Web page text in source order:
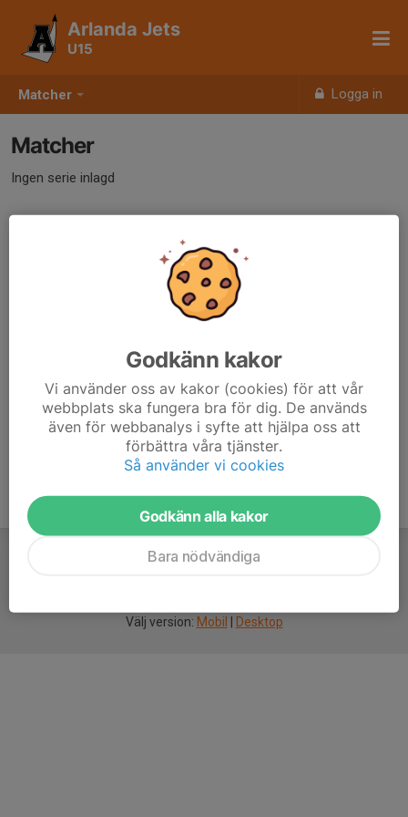
Matcher Logga in
Arlanda Jets
U15
Matcher
Ingen serie inlagd
Välj version: Mobil Desktop
Godkänn kakor
Vi använder oss av kakor (cookies) för att vår
webbplats ska fungera bra för dig. De används
även för webbanalys i syfte att hjälpa oss att
förbättra våra tjänster.
Så använder vi cookies
Godkänn alla kakor
Bara nödvändiga